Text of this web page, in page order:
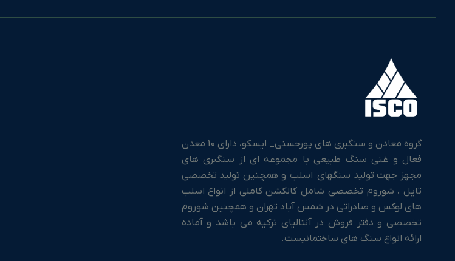
گروه معادن و سنگبری های پورحسنی_ ایسکو، دارای 10 معدن
فعال و غنی سنگ طبیعی با مجموعه ای از سنگبری های
مجهز جهت تولید سنگهای اسلب و همچنین تولید تخصصی
تایل ، شوروم تخصصی شامل کالکشن کاملی از انواع اسلب
های لوکس و صادراتی در شمس آباد تهران و همچنین شوروم
تخصصی و دفتر فروش در آنتالیای ترکیه می باشد و آماده
ارائه انواع سنگ های ساختمانیست.